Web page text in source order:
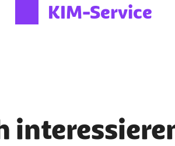
KIM-Service